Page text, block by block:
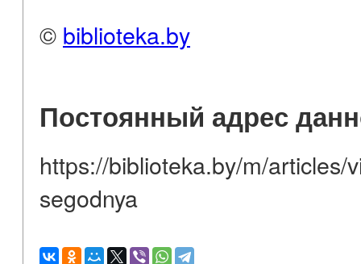
© biblioteka.by
Постоянный адрес
https://biblioteka.by/m/articles/
segodnya